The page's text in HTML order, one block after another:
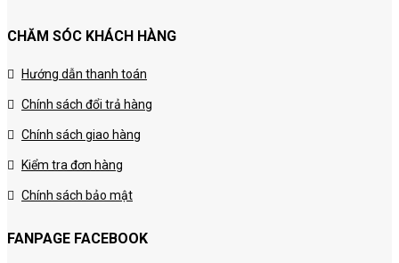
CHĂM SÓC KHÁCH HÀNG
Hướng dẫn thanh toán
Chính sách đổi trả hàng
Chính sách giao hàng
Kiểm tra đơn hàng
Chính sách bảo mật
FANPAGE FACEBOOK